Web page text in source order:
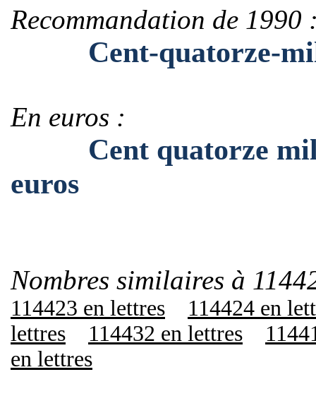
Recommandation de 1990
Cent-quatorze-
En euros :
Cent quatorze
euros
Nombres similaires à
114423 en lettres
114424 en
lettres
114432 en lettres
en lettres